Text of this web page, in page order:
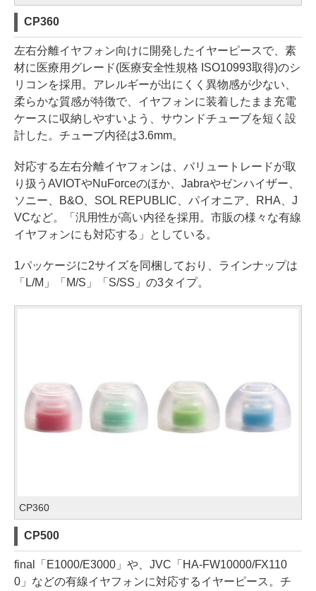
CP360
左右分離イヤフォン向けに開発したイヤーピースで、素
材に医療用グレード(医療安全性規格 ISO10993取得)のシ
リコンを採用。アレルギーが出にくく異物感が少ない、
柔らかな質感が特徴で、イヤフォンに装着したまま充電
ケースに収納しやすいよう、サウンドチューブを短く設
計した。チューブ内径は3.6mm。
対応する左右分離イヤフォンは、バリュートレードが取
り扱うAVIOTやNuForceのほか、Jabraやゼンハイザー、
ソニー、B&O、SOL REPUBLIC、パイオニア、RHA、J
VCなど。「汎用性が高い内径を採用。市販の様々な有線
イヤフォンにも対応する」としている。
1パッケージに2サイズを同梱しており、ラインナップは
「L/M」「M/S」「S/SS」の3タイプ。
CP360
CP500
final「E1000/E3000」や、JVC「HA-FW10000/FX110
0」などの有線イヤフォンに対応するイヤーピース。チ